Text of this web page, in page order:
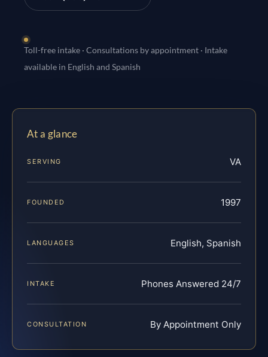
Toll-free intake · Consultations by appointment · Intake
available in English and Spanish
At a glance
SERVING VA
FOUNDED 1997
LANGUAGES English, Spanish
INTAKE Phones Answered 24/7
CONSULTATION By Appointment Only